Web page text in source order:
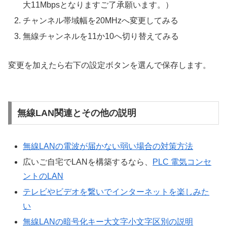
大11Mbpsとなりますご了承願います。）
チャンネル帯域幅を20MHzへ変更してみる
無線チャンネルを11か10へ切り替えてみる
変更を加えたら右下の設定ボタンを選んで保存します。
無線LAN関連とその他の説明
無線LANの電波が届かない弱い場合の対策方法
広いご自宅でLANを構築するなら、
PLC 電気コンセ
ントのLAN
テレビやビデオを繋いでインターネットを楽しみた
い
無線LANの暗号化キー大文字小文字区別の説明